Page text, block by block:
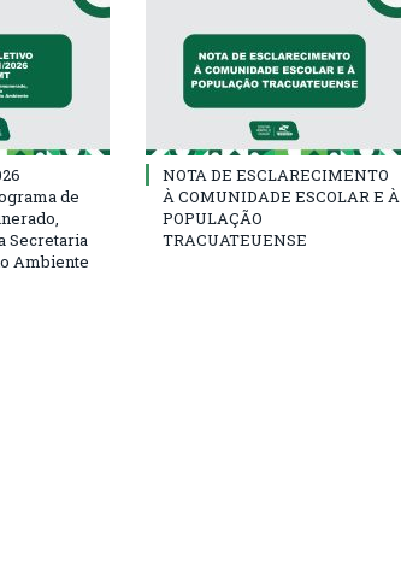
de
Secretaria
Ambiente
NOTA DE ESCLARECIMENTO
À COMUNIDADE ESCOLAR E À
POPULAÇÃO
TRACUATEUENSE